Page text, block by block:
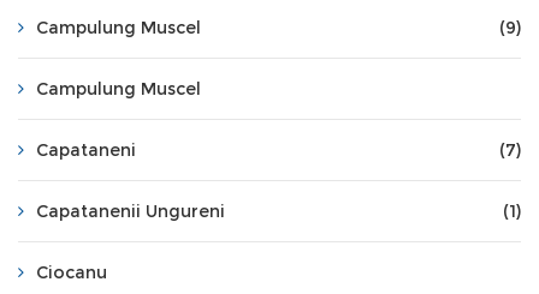
Campulung Muscel (9)
Campulung Muscel
Capataneni (7)
Capatanenii Ungureni (1)
Ciocanu